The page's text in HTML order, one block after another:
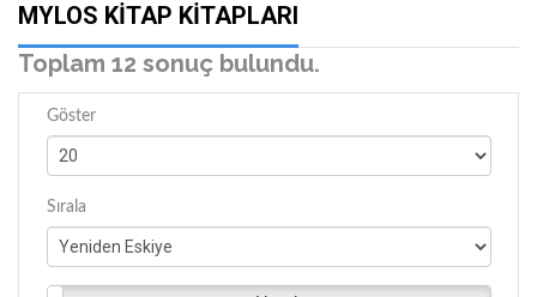
MYLOS KITAP KITAPLARI
Toplam 12 sonuç bulundu.
Göster
Sırala